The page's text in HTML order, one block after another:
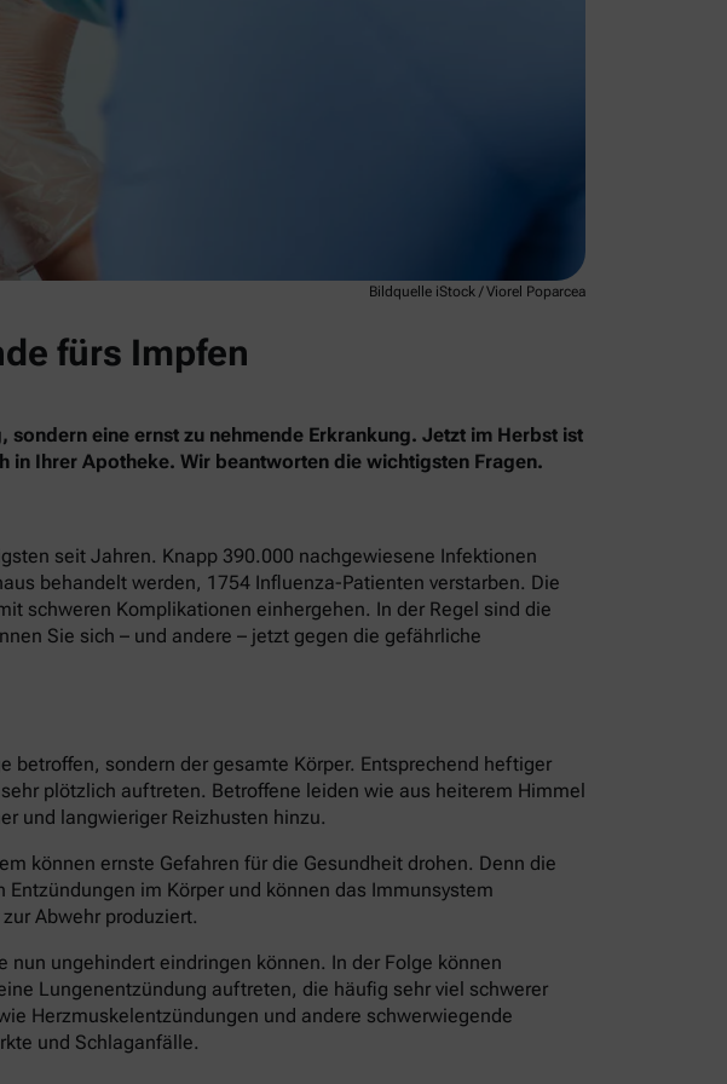
Bildquelle iStock / Viorel Poparcea
fürs Impfen
eine ernst zu nehmende Erkrankung. Jetzt im Herbst ist
in Ihrer Apotheke. Wir beantworten die wichtigsten Fragen.
seit Jahren. Knapp 390.000 nachgewiesene Infektionen
behandelt werden, 1754 Influenza-Patienten verstarben. Die
schweren Komplikationen einhergehen. In der Regel sind die
Sie sich – und andere – jetzt gegen die gefährliche
betroffen, sondern der gesamte Körper. Entsprechend heftiger
plötzlich auftreten. Betroffene leiden wie aus heiterem Himmel
und langwieriger Reizhusten hinzu.
können ernste Gefahren für die Gesundheit drohen. Denn die
im Körper und können das Immunsystem
Abwehr produziert.
ungehindert eindringen können. In der Folge können
Lungenentzündung auftreten, die häufig sehr viel schwerer
Herzmuskelentzündungen und andere schwerwiegende
und Schlaganfälle.